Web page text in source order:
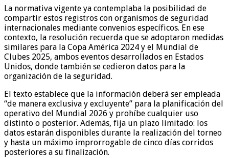
La normativa vigente ya contemplaba la posibilidad de
compartir estos registros con organismos de seguridad
internacionales mediante convenios específicos. En ese
contexto, la resolución recuerda que se adoptaron medidas
similares para la Copa América 2024 y el Mundial de
Clubes 2025, ambos eventos desarrollados en Estados
Unidos, donde también se cedieron datos para la
organización de la seguridad.
El texto establece que la información deberá ser empleada
“de manera exclusiva y excluyente” para la planificación del
operativo del Mundial 2026 y prohíbe cualquier uso
distinto o posterior. Además, fija un plazo limitado: los
datos estarán disponibles durante la realización del torneo
y hasta un máximo improrrogable de cinco días corridos
posteriores a su finalización.